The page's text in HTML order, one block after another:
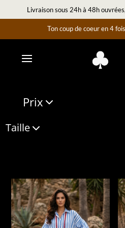
Livraison sous 24h à 48h
Ton coup de coeur en 4
Prix
Taille